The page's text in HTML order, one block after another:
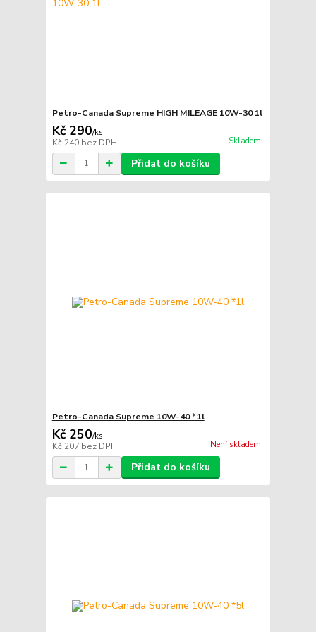
Petro-Canada Supreme HIGH MILEAGE 10W-30 1l
Kč 290/ks
Kč 240 bez DPH Skladem
Přidat do košíku
Petro-Canada Supreme 10W-40 *1l
Kč 250/ks
Kč 207 bez DPH Není skladem
Přidat do košíku